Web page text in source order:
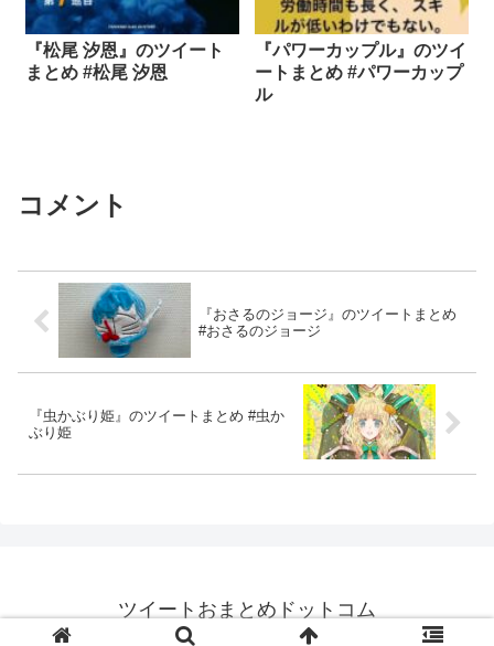
『松尾 汐恩』のツイート
まとめ #松尾 汐恩
『パワーカップル』のツイ
ートまとめ #パワーカップ
ル
コメント
『おさるのジョージ』のツイートまとめ
#おさるのジョージ
『虫かぶり姫』のツイートまとめ #虫か
ぶり姫
ツイートおまとめドットコム
© 2021 ツイートおまとめドットコム.